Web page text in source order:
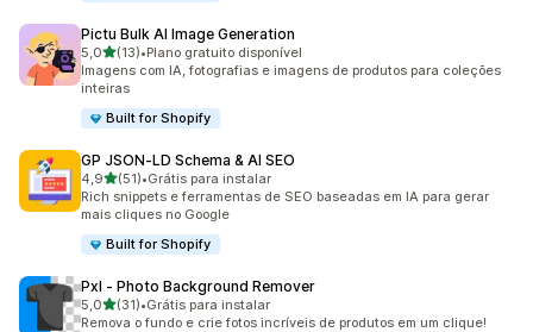
Pictu Bulk AI Image Generation
5,0de 5 estrelas
(13)
13 avaliações ao todo
•Plano gratuito disponível
Imagens com IA, fotografias e imagens de produtos para coleções
inteiras
Built for Shopify
GP JSON‑LD Schema & AI SEO
4,9de 5 estrelas
(51)
51 avaliações ao todo
•Grátis para instalar
Rich snippets e ferramentas de SEO baseadas em IA para gerar
mais cliques no Google
Built for Shopify
Pxl ‑ Photo Background Remover
5,0de 5 estrelas
(31)
31 avaliações ao todo
•Grátis para instalar
Remova o fundo e crie fotos incríveis de produtos em um clique!